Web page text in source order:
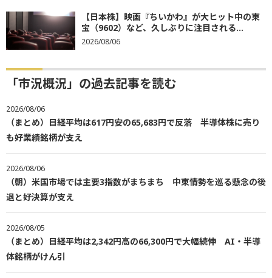
【日本株】映画『ちいかわ』が大ヒット中の東
宝（9602）など、久しぶりに注目される...
2026/08/06
「市況概況」の過去記事を読む
2026/08/06
（まとめ）日経平均は617円安の65,683円で反落 半導体株に売り
も好業績銘柄が支え
2026/08/06
（朝）米国市場では主要3指数がまちまち 中東情勢を巡る懸念の後
退と好決算が支え
2026/08/05
（まとめ）日経平均は2,342円高の66,300円で大幅続伸 AI・半導
体銘柄がけん引